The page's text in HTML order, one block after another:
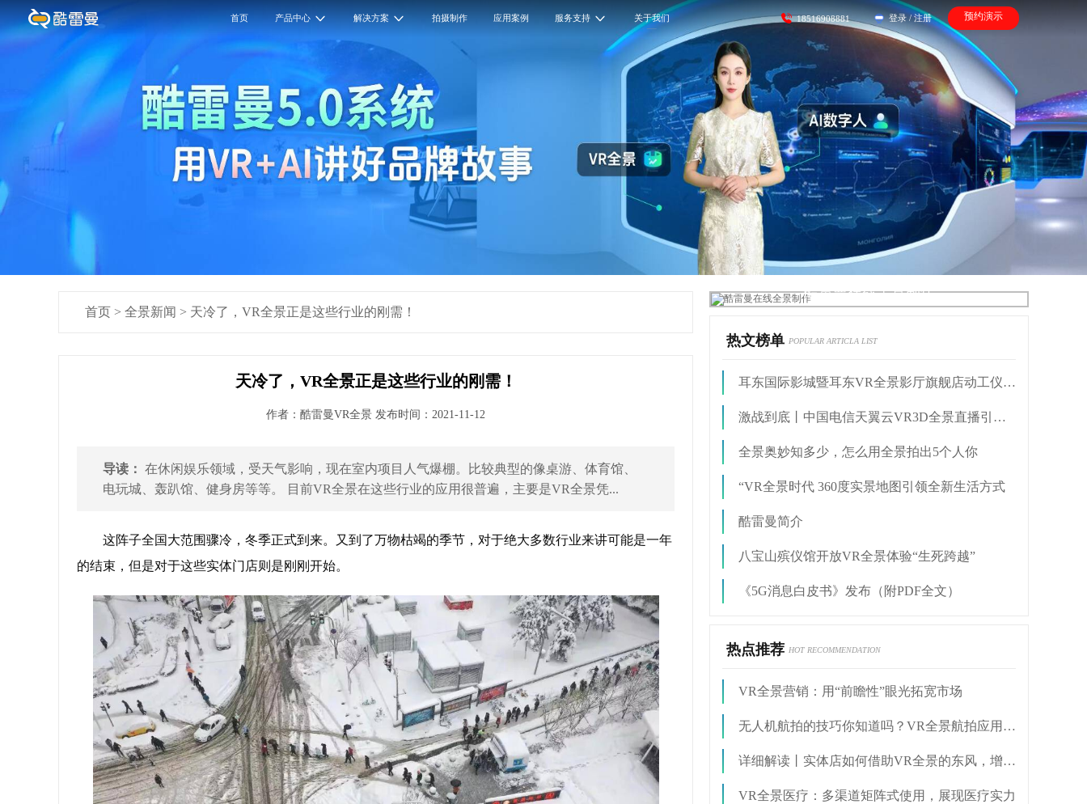
首页 产品中心 解决方案 拍摄制作 应用案例 服务支持 关于我们 18516908881 登录 / 注册 预约演示
首页 > 全景新闻 > 天冷了，VR全景正是这些行业的刚需！
天冷了，VR全景正是这些行业的刚需！
作者：酷雷曼VR全景 发布时间：2021-11-12
导读： 在休闲娱乐领域，受天气影响，现在室内项目人气爆棚。比较典型的像桌游、体育馆、
电玩城、轰趴馆、健身房等等。 目前VR全景在这些行业的应用很普遍，主要是VR全景凭...
这阵子全国大范围骤冷，冬季正式到来。又到了万物枯竭的季节，对于绝大多数行业来讲可能是一年
的结束，但是对于这些实体门店则是刚刚开始。
酷雷曼在线全景制作
热文榜单 POPULAR ARTICLA LIST
耳东国际影城暨耳东VR全景影厅旗舰店动工仪式盛大举行
激战到底丨中国电信天翼云VR3D全景直播引燃拳击热火
全景奥妙知多少，怎么用全景拍出5个人你
“VR全景时代 360度实景地图引领全新生活方式
酷雷曼简介
八宝山殡仪馆开放VR全景体验“生死跨越”
《5G消息白皮书》发布（附PDF全文）
热点推荐 HOT RECOMMENDATION
VR全景营销：用“前瞻性”眼光拓宽市场
无人机航拍的技巧你知道吗？VR全景航拍应用在哪里？
详细解读丨实体店如何借助VR全景的东风，增长利润
VR全景医疗：多渠道矩阵式使用，展现医疗实力